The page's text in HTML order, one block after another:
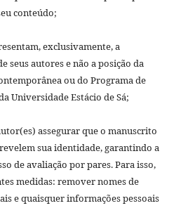
conteúdo;
exclusivamente, a
seus autores e não a posição da
ou do Programa de
Universidade Estácio de Sá;
assegurar que o manuscrito
sua identidade, garantindo a
de avaliação por pares. Para isso,
medidas: remover nomes de
e quaisquer informações pessoais